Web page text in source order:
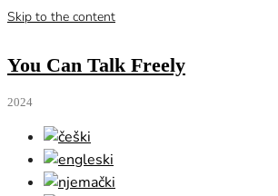
Skip to the content
You Can Talk Freely
2024